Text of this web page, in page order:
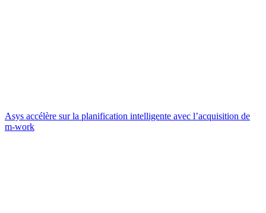
Asys accélère sur la planification intelligente avec l’acquisition de
m-work